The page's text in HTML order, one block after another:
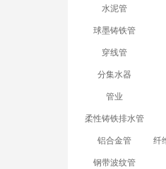
水泥管
球墨铸铁管
穿线管
分集水器
管业
柔性铸铁排水管
铝合金管
钢带波纹管